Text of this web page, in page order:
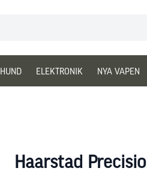
HUND ELEKTRONIK NYA VAPEN
Haarstad